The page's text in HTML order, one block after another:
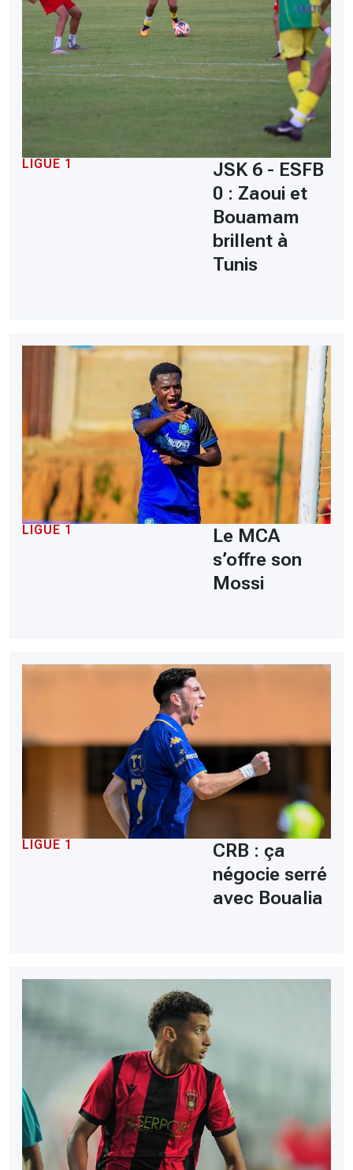
LIGUE 1
JSK 6 - ESFB
0 : Zaoui et
Bouamam
brillent à
Tunis
LIGUE 1
Le MCA
s’offre son
Mossi
LIGUE 1
CRB : ça
négocie serré
avec Boualia